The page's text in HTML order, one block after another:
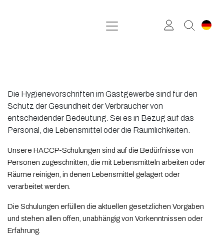
Die Hygienevorschriften im Gastgewerbe sind für den
Schutz der Gesundheit der Verbraucher von
entscheidender Bedeutung. Sei es in Bezug auf das
Personal, die Lebensmittel oder die Räumlichkeiten.
Unsere HACCP-Schulungen sind auf die Bedürfnisse von
Personen zugeschnitten, die mit Lebensmitteln arbeiten oder
Räume reinigen, in denen Lebensmittel gelagert oder
verarbeitet werden.
Die Schulungen erfüllen die aktuellen gesetzlichen Vorgaben
und stehen allen offen, unabhängig von Vorkenntnissen oder
Erfahrung.